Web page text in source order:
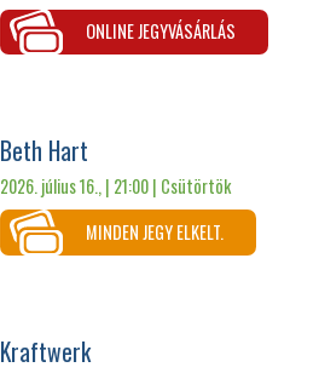
ONLINE JEGYVÁSÁRLÁS
Beth Hart
2026. július 16., | 21:00 | Csütörtök
MINDEN JEGY ELKELT.
Kraftwerk